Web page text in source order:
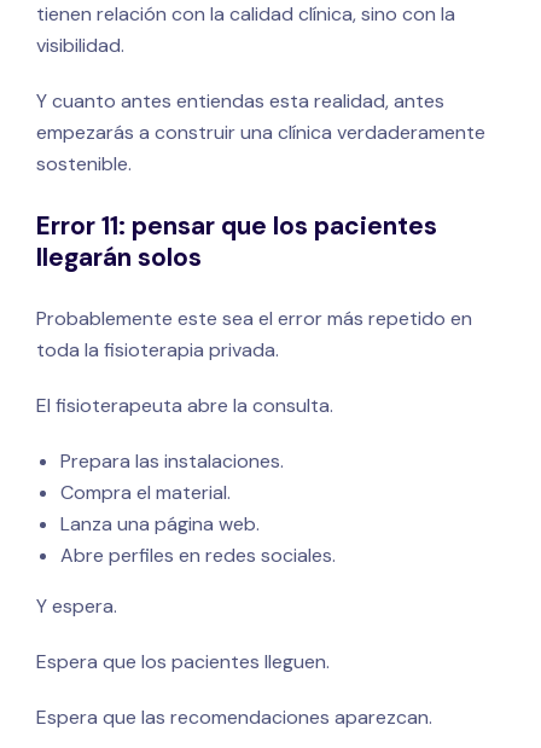
tienen relación con la calidad clínica, sino con la
visibilidad.
Y cuanto antes entiendas esta realidad, antes
empezarás a construir una clínica verdaderamente
sostenible.
Error 11: pensar que los pacientes
llegarán solos
Probablemente este sea el error más repetido en
toda la fisioterapia privada.
El fisioterapeuta abre la consulta.
Prepara las instalaciones.
Compra el material.
Lanza una página web.
Abre perfiles en redes sociales.
Y espera.
Espera que los pacientes lleguen.
Espera que las recomendaciones aparezcan.